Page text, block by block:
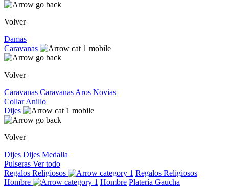
Volver
Damas
Caravanas
Volver
Caravanas Caravanas Aros Novias
CollarAnillo
Dijes
Volver
Dijes Dijes Medalla
Pulseras Ver todo
Regalos Religiosos
Regalos Religiosos
Hombre
Hombre Platería Gaucha